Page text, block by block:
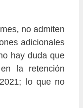
no admiten
adicionales
hay duda que
la retención
lo que no